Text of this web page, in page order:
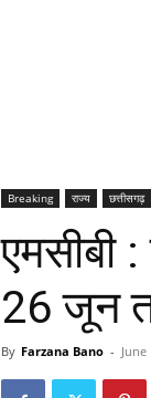
Breaking राज्य छत्तीसगढ़
26 जून
By Farzana Bano - June